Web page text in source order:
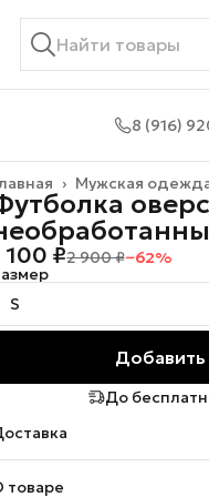
8 (916)
Мужская
›
100 ₽2 900 ₽−62%
S
Добавить
До
товаре